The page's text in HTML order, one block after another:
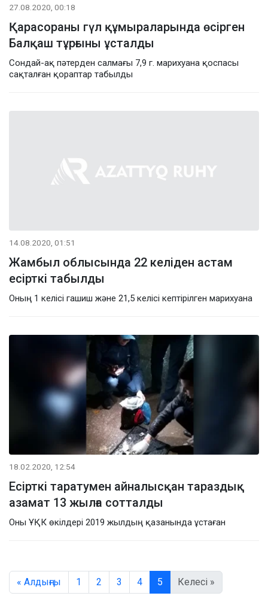
27.08.2020, 00:18
Қарасораны гүл құмыраларында өсірген
Балқаш тұрғыны ұсталды
Сондай-ақ пәтерден салмағы 7,9 г. марихуана қоспасы
сақталған қораптар табылды
14.08.2020, 01:51
Жамбыл облысында 22 келіден астам
есірткі табылды
Оның 1 келісі гашиш және 21,5 келісі кептірілген марихуана
18.02.2020, 12:54
Есірткі таратумен айналысқан тараздық
азамат 13 жылға сотталды
Оны ҰҚК өкілдері 2019 жылдың қазанында ұстаған
« Алдыңғы 1 2 3 4 5 Келесі »